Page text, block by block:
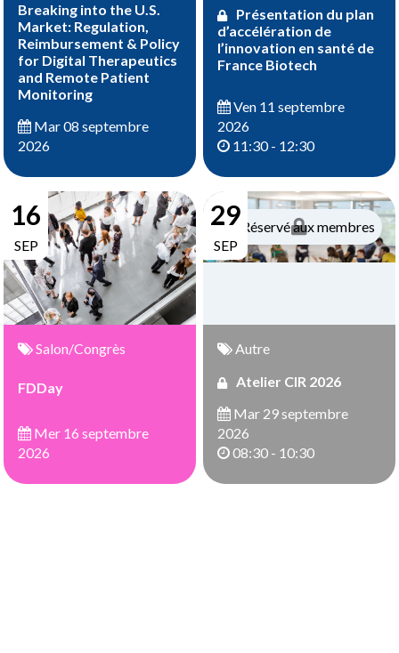
Breaking into the U.S.
Market: Regulation,
Reimbursement & Policy
for Digital Therapeutics
and Remote Patient
Monitoring
Mar 08 septembre
2026
Présentation du plan
d’accélération de
l’innovation en santé de
France Biotech
Ven 11 septembre
2026
11:30 - 12:30
16
SEP
Salon/Congrès
FDDay
Mer 16 septembre
2026
29
SEP
Réservé aux membres
Autre
Atelier CIR 2026
Mar 29 septembre
2026
08:30 - 10:30